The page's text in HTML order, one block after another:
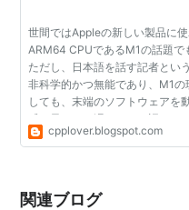
世間ではAppleの新しい製品に
ARM64 CPUであるM1の話題で
ただし、日本語を話す記者とい
非科学的かつ無能であり、M1の
しても、末端のソフトウェアを
感で早いだの遅いだのと語るだ
う感想は居酒屋で酒を片手に漏
cpplover.blogspot.com
関連ブログ